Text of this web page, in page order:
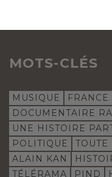
MOTS-CLÉS
MUSIQUE FRANCE
DOCUMENTAIRE
UNE HISTOIRE
POLITIQUE
TOUTE
ALAIN KAN
TÉLÉRAMA
PIND